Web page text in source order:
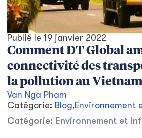
Publié le 19 janvier 2022
Comment DT Global
connectivité des
la pollution au Vietnam
Van Nga Pham
Catégorie: Blog,Environnement
Catégorie: Environnement et